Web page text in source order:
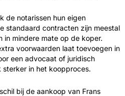
de notarissen hun eigen
standaard contracten zijn meestal
mindere mate op de koper.
voorwaar­den laat toevoegen in
een advocaat of juridisch
in het kooppro­ces.
bij de aankoop van Frans